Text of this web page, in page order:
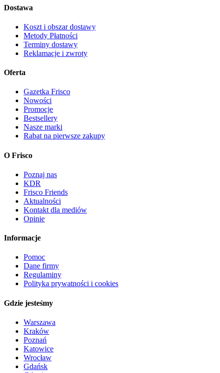
Dostawa
Koszt i obszar dostawy
Metody Płatności
Terminy dostawy
Reklamacje i zwroty
Oferta
Gazetka Frisco
Nowości
Promocje
Bestsellery
Nasze marki
Rabat na pierwsze zakupy
O Frisco
Poznaj nas
KDR
Frisco Friends
Aktualności
Kontakt dla mediów
Opinie
Informacje
Pomoc
Dane firmy
Regulaminy
Polityka prywatności i cookies
Gdzie jesteśmy
Warszawa
Kraków
Poznań
Katowice
Wrocław
Gdańsk